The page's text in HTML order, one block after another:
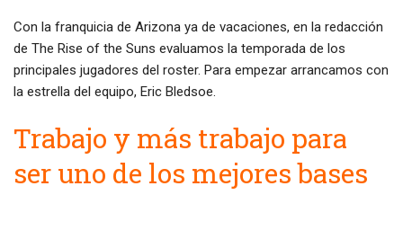
Con la franquicia de Arizona ya de vacaciones, en la redacción
de The Rise of the Suns evaluamos la temporada de los
principales jugadores del roster. Para empezar arrancamos con
la estrella del equipo, Eric Bledsoe.
Trabajo y más trabajo para
ser uno de los mejores bases